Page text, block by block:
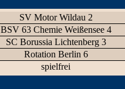
SV Motor Wildau 2
BSV 63 Chemie Weißensee 4
SC Borussia Lichtenberg 3
Rotation Berlin 6
spielfrei